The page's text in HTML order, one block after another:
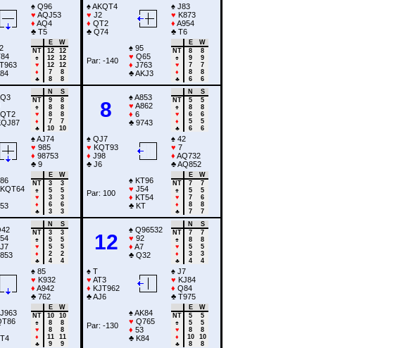
♠ Q96
♥ AQJ53
♦ AQ4
♣ T5
E
W
NT
12
12
♠
12
12
♥
12
12
♦
7
8
♣
8 8
♠AKQT4
♥ J2
♦ QT2
♣ Q74
♠ J83
♥ K873
♦ A954
♣ T6
Par: -140
♠ 95
♥ Q65
♦ J763
♣AKJ3
E
W
NT
8
8
♠
9
9
♥
7
7
♦
8
8
♣
6 6
N
S
NT
9
8
♠
8
8
♥
8
8
♦
7
7
♣
10 10
♠AJ74
♥ 985
♦ 98753
♣ 9
E
W
NT
3
3
♠
5
5
♥
3
3
♦
6
6
♣
3 3
8
♠A853
♥ A862
♦ 6
♣ 9743
N
S
NT
5
5
♠
8
8
♥
6
6
♦
5
5
♣
6 6
♠ QJ7
♥ KQT93
♦ J98
♣ J6
♠ 42
♥ 7
♦ AQ732
♣AQ852
Par: 100
♠ KT96
♥ J54
♦ KT54
♣ KT
E
W
NT
7
7
♠
5
5
♥
7
6
♦
8
8
♣
7 7
N
S
NT
3
3
♠
5
5
♥
5
5
♦
2
2
♣
4 4
♠ 85
♥ K932
♦ A942
♣ 762
E
W
NT
10
10
♠
8
8
♥
8
8
♦
11
11
♣
9 9
12
♠ Q96532
♥ 92
♦ A7
♣ Q32
N
S
NT
7
7
♠
8
8
♥
5
5
♦
3
3
♣
4 4
♠ T
♥ AT3
♦ KJT962
♣AJ6
♠ J7
♥ KJ84
♦ Q84
♣ T975
Par: -130
♠AK84
♥ Q765
♦ 53
♣ K84
E
W
NT
5
5
♠
5
5
♥
8
8
♦
10
10
♣
8 8